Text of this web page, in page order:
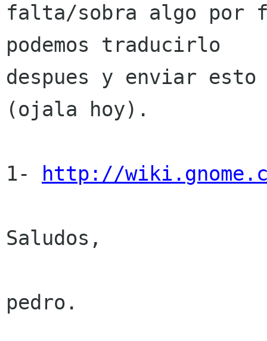
falta/sobra algo
podemos traducirlo
despues y enviar
(ojala hoy).
1- http://
Saludos,
pedro.